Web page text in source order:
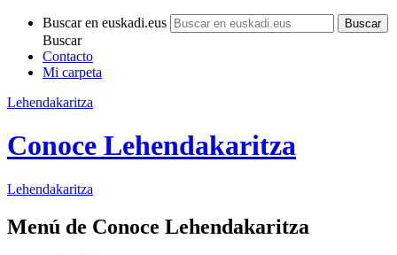
Buscar en euskadi.eus
Buscar
Contacto
Mi carpeta
Lehendakaritza
Conoce Lehendakaritza
Lehendakaritza
Menú de Conoce Lehendakaritza